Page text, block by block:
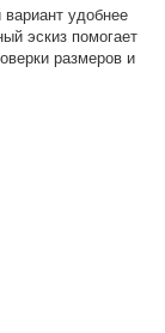
удобнее
эскиз помогает
размеров и